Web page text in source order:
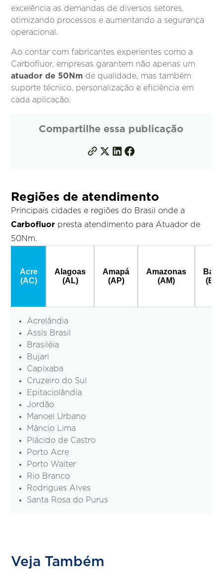
excelência as demandas de diversos setores,
otimizando processos e aumentando a segurança
operacional.
Ao contar com fabricantes experientes como a
Carbofluor, empresas garantem não apenas um
atuador de 50Nm de qualidade, mas também
suporte técnico, personalização e eficiência em
cada aplicação.
Compartilhe essa publicação
Regiões de atendimento
Principais cidades e regiões do Brasil onde a
Carbofluor presta atendimento para Atuador de
50Nm.
Acre
(AC)
Alagoas
(AL)
Amapá
(AP)
Amazonas
(AM)
Acrelândia
Assis Brasil
Brasiléia
Bujari
Capixaba
Cruzeiro do Sul
Epitaciolândia
Jordão
Manoel Urbano
Mâncio Lima
Plácido de Castro
Porto Acre
Porto Walter
Rio Branco
Rodrigues Alves
Santa Rosa do Purus
Veja Também